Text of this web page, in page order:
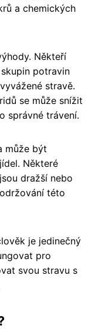
a chemických
Někteří
potravin
stravě.
se může snížit
správné trávení.
může být
Některé
dražší nebo
této
je jedinečný
pro
svou stravu s